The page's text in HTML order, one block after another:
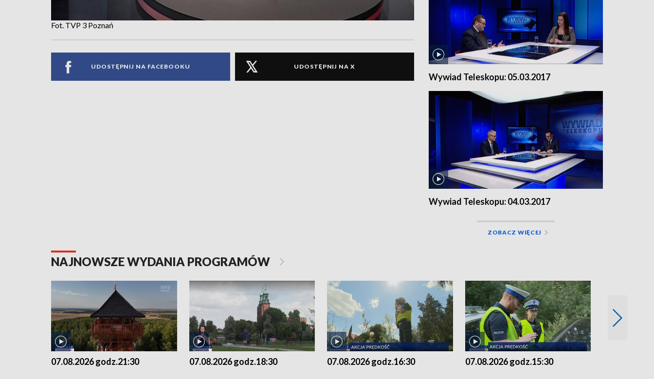
Fot. TVP 3 Poznań
UDOSTĘPNIJ NA FACEBOOKU UDOSTĘPNIJ NA X
Wywiad Teleskopu: 05.03.2017
Wywiad Teleskopu: 04.03.2017
ZOBACZ WIĘCEJ
NAJNOWSZE WYDANIA PROGRAMÓW
07.08.2026 godz.21:30 07.08.2026 godz.18:30 07.08.2026 godz.16:30 07.08.2026 godz.15:30